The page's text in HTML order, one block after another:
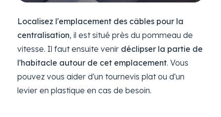
Localisez l'emplacement des câbles pour la
centralisation, il est situé près du pommeau de
vitesse. Il faut ensuite venir déclipser la partie de
l'habitacle autour de cet emplacement. Vous
pouvez vous aider d'un tournevis plat ou d'un
levier en plastique en cas de besoin.